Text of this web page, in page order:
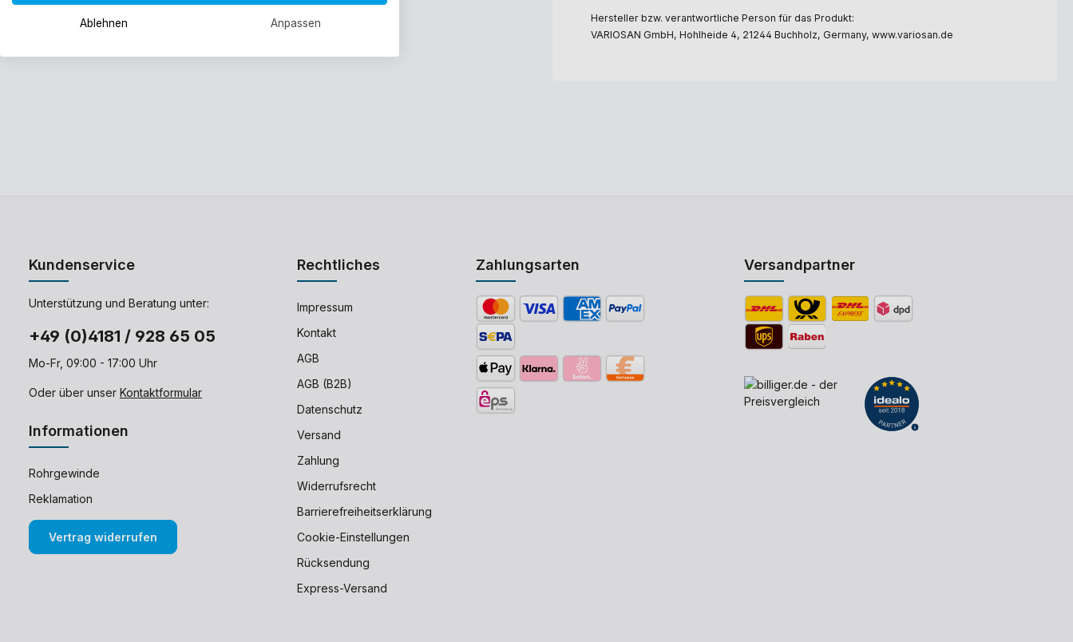
Hersteller bzw. verantwortliche Person für das Produkt:
VARIOSAN GmbH, Hohlheide 4, 21244 Buchholz, Germany, www.variosan.de
Zahlungsarten Versandpartner
Kundenservice
Unterstützung und Beratung unter:
+49 (0)4181 / 928 65 05
Mo-Fr, 09:00 - 17:00 Uhr
Oder über unser Kontaktformular
Informationen
Rohrgewinde
Reklamation
Vertrag widerrufen
Rechtliches
Impressum
Kontakt
AGB
AGB (B2B)
Datenschutz
Versand
Zahlung
Widerrufsrecht
Barrierefreiheitserklärung
Cookie-Einstellungen
Rücksendung
Express-Versand
Ablehnen Anpassen